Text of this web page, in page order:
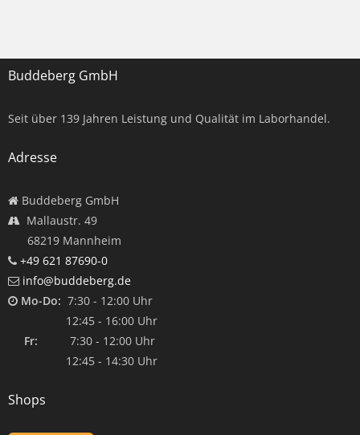
Buddeberg GmbH
Seit über 139 Jahren Leistung und Qualität im Laborhandel.
Adresse
Buddeberg GmbH
Mallaustr. 49
68219 Mannheim
+49 621 87690-0
info@buddeberg.de
Mo-Do: 7:30 - 12:00 Uhr
12:45 - 16:00 Uhr
Fr: 7:30 - 12:00 Uhr
12:45 - 14:30 Uhr
Shops